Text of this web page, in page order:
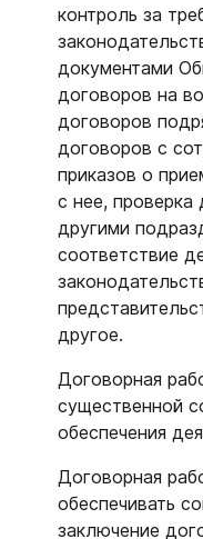
контроль за
документами
договоров на
договоров
договоров с
приказов о
с нее, проверка
другими
соответствие
другое.
Договорная
существенной
обеспечения
Договорная
обеспечивать
заключение